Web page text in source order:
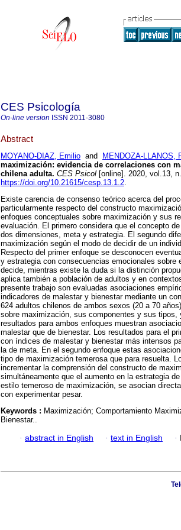
CES Psicología
On-line version ISSN 2011-3080
Abstract
MOYANO-DIAZ, Emilio and MENDOZA-LLANOS,
maximización: evidencia de correlaciones con
chilena adulta. CES Psicol [online]. 2020, vol.13,
https://doi.org/10.21615/cesp.13.1.2.
Existe carencia de consenso teórico acerca del
particularmente respecto del constructo
enfoques conceptuales sobre maximización y sus
evaluación. El primero considera que el concepto
dos dimensiones, meta y estrategia. El segundo
maximización según el modo de decidir de un
Respecto del primer enfoque se desconocen
y estrategia con consecuencias emocionales sobre
decide, mientras existe la duda si la distinción
aplica también a población de adultos y en
presente trabajo son evaluadas asociaciones
indicadores de malestar y bienestar mediante un
624 adultos chilenos de ambos sexos (20 a 70
sobre maximización, sus componentes y sus tipos,
resultados para ambos enfoques muestran
malestar que de bienestar. Los resultados para el
con índices de malestar y bienestar más intensos
la de meta. En el segundo enfoque estas
tipo de maximización temerosa que para resuelta.
incrementar la comprensión del constructo de
simultáneamente que el aumento en la estrategia
estilo temeroso de maximización, se asocian
con experimentar pesar.
Keywords : Maximización; Comportamiento
Bienestar..
· abstract in English · text in English ·